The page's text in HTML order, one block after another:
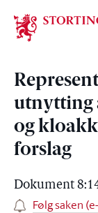
utnytting
og
forslag
Dokument
Følg saken